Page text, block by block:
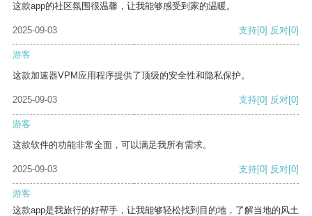
这款app的社区氛围很温馨，让我能够感受到家的温暖。
2025-09-03 支持[0] 反对[0]
游客
这款加速器VPM应用程序提供了顶级的安全性和隐私保护。
2025-09-03 支持[0] 反对[0]
游客
这款软件的功能非常全面，可以满足我所有需求。
2025-09-03 支持[0] 反对[0]
游客
这款app是我旅行的好帮手，让我能够轻松找到目的地，了解当地的风土